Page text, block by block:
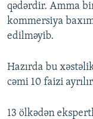
qədərdir. Amma
kommersiya
edilməyib.
Hazırda bu
cəmi 10 faizi
13 ölkədən